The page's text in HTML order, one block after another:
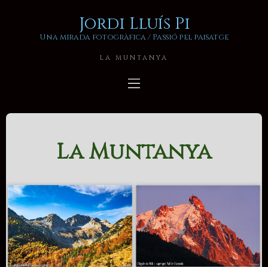
Jordi Lluís Pi
Una mirada fotogràfica / Passió pel paisatge
LA MUNTANYA
La Muntanya